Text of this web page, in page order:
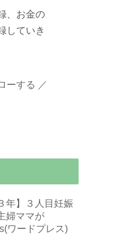
、お金の
していき
ーする
年】３人目妊娠
婦ママが
ワードプレス)